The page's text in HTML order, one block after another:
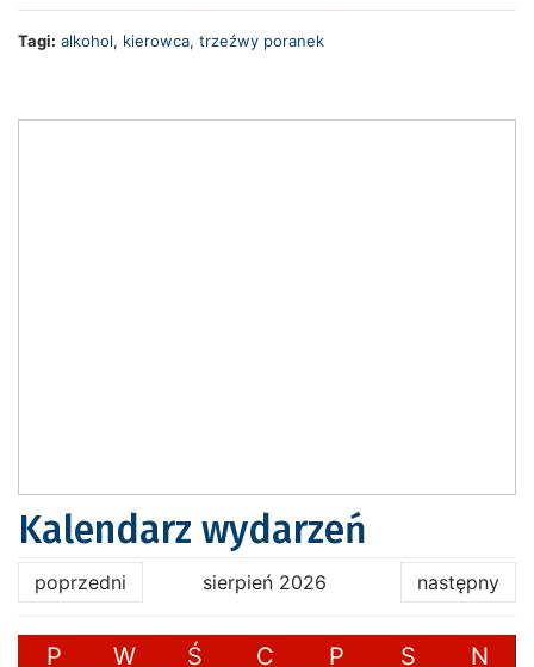
Tagi: alkohol, kierowca, trzeźwy poranek
Kalendarz wydarzeń
poprzedni sierpień 2026 następny
P W Ś C P S N